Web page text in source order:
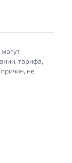
тарифа,
не